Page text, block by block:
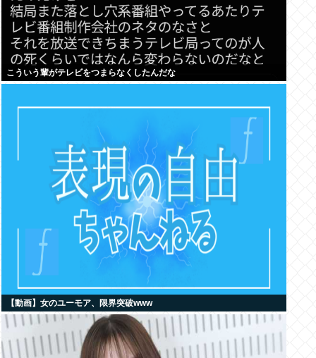
こういう輩がテレビをつまらなくしたんだな
【動画】女のユーモア、限界突破www